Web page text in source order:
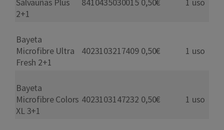
2+1
Bayeta
Microfibre Ultra
Fresh 2+1
4023103217409 0,50€ 1 uso
Bayeta
Microfibre Colors
XL 3+1
4023103147232 0,50€ 1 uso